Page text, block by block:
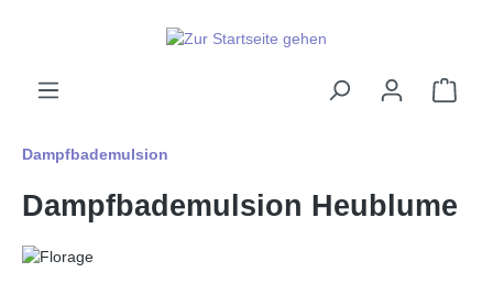
Dampfbademulsion
Dampfbademulsion Heublume